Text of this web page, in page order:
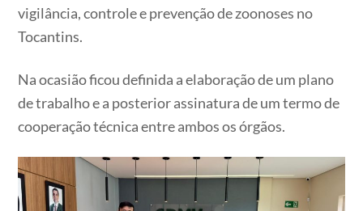
vigilância, controle e prevenção de zoonoses no
Tocantins.
Na ocasião ficou definida a elaboração de um plano
de trabalho e a posterior assinatura de um termo de
cooperação técnica entre ambos os órgãos.